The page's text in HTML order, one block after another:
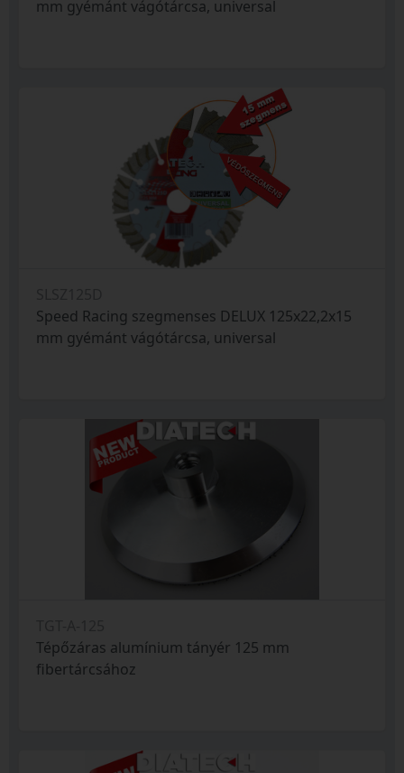
mm gyémánt vágótárcsa, universal
Speed Racing szegmenses DELUX 125x22,2x15
mm gyémánt vágótárcsa, universal
Tépőzáras alumínium tányér 125 mm
fibertárcsához